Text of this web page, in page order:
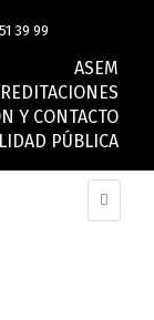
39 99
ASEM
Y CONTACTO
PÚBLICA